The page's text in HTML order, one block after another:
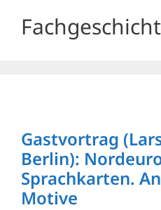
Gastvortrag
Berlin):
Sprachkarten.
Motive